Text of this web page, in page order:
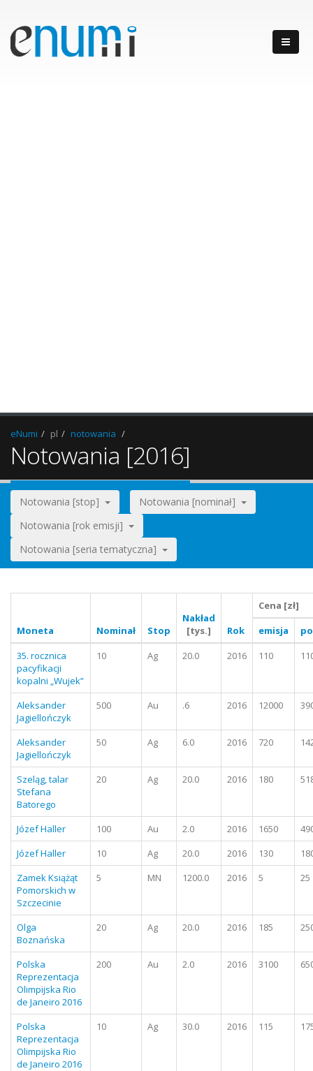
eNumi pl notowania
Notowania [2016]
Notowania [stop]
Notowania [nominał]
Notowania [rok emisji]
Notowania [seria tematyczna]
Moneta Nominał Stop
Nakład
[tys.]
Rok
Cena [zł]
emisja
35. rocznica
pacyfikacji
kopalni „Wujek”
10 Ag 20.0 2016 110
Aleksander
Jagiellończyk
500 Au .6 2016 12000
Aleksander
Jagiellończyk
50 Ag 6.0 2016 720
Szeląg, talar
Stefana
Batorego
20 Ag 20.0 2016 180
Józef Haller 100 Au 2.0 2016 1650
Józef Haller
10 Ag 20.0 2016 130
Zamek Książąt
Pomorskich w
Szczecinie
5 MN 1200.0 2016 5 25
Olga
Boznańska
20 Ag 20.0 2016 185
Polska
Reprezentacja
Olimpijska Rio
de Janeiro 2016
200 Au 2.0 2016 3100
Polska
Reprezentacja
Olimpijska Rio
de Janeiro 2016
10 Ag 30.0 2016 115